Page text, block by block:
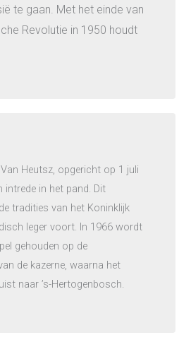
te gaan. Met het einde van
Revolutie in 1950 houdt
Heutsz, opgericht op 1 juli
intrede in het pand. Dit
tradities van het Koninklijk
leger voort. In 1966 wordt
gehouden op de
de kazerne, waarna het
naar ’s-Hertogenbosch.